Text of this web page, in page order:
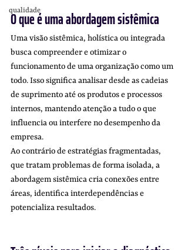
qualidade
O que é uma abordagem sistêmica
Uma visão sistêmica, holística ou integrada
busca compreender e otimizar o
funcionamento de uma organização como um
todo. Isso significa analisar desde as cadeias
de suprimento até os produtos e processos
internos, mantendo atenção a tudo o que
influencia ou interfere no desempenho da
empresa.
Ao contrário de estratégias fragmentadas,
que tratam problemas de forma isolada, a
abordagem sistêmica cria conexões entre
áreas, identifica interdependências e
potencializa resultados.